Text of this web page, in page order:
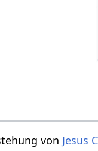
von Jesus